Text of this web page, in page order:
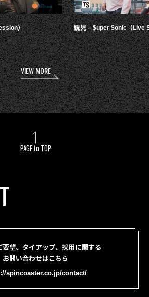
） 鋭児 – $uper $onic（Live
VIEW MORE
PAGE to TOP
要望、タイアップ、採用に関する
お問い合わせはこちら
spincoaster.co.jp/contact/